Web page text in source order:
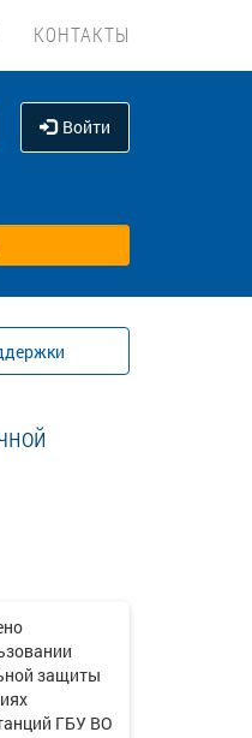
КОНТАКТЫ
Войти
защиты
ГБУ ВО